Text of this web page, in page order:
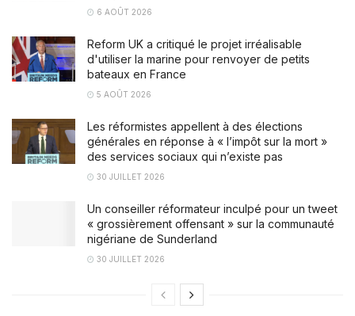
6 AOÛT 2026
Reform UK a critiqué le projet irréalisable
d'utiliser la marine pour renvoyer de petits
bateaux en France
5 AOÛT 2026
Les réformistes appellent à des élections
générales en réponse à « l’impôt sur la mort »
des services sociaux qui n’existe pas
30 JUILLET 2026
Un conseiller réformateur inculpé pour un tweet
« grossièrement offensant » sur la communauté
nigériane de Sunderland
30 JUILLET 2026